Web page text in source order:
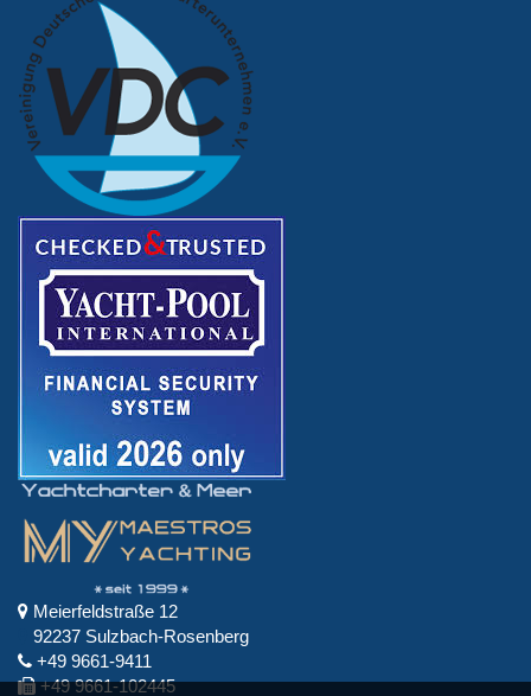
Meierfeldstraße 12
92237 Sulzbach-Rosenberg
+49 9661-9411
+49 9661-102445